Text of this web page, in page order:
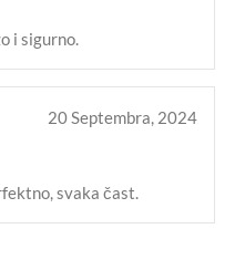
i sigurno.
20 Septembra, 2024
svaka čast.